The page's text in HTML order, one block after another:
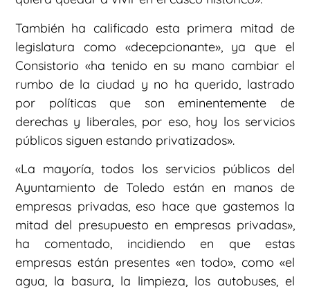
También ha calificado esta primera mitad de
legislatura como «decepcionante», ya que el
Consistorio «ha tenido en su mano cambiar el
rumbo de la ciudad y no ha querido, lastrado
por políticas que son eminentemente de
derechas y liberales, por eso, hoy los servicios
públicos siguen estando privatizados».
«La mayoría, todos los servicios públicos del
Ayuntamiento de Toledo están en manos de
empresas privadas, eso hace que gastemos la
mitad del presupuesto en empresas privadas»,
ha comentado, incidiendo en que estas
empresas están presentes «en todo», como «el
agua, la basura, la limpieza, los autobuses, el